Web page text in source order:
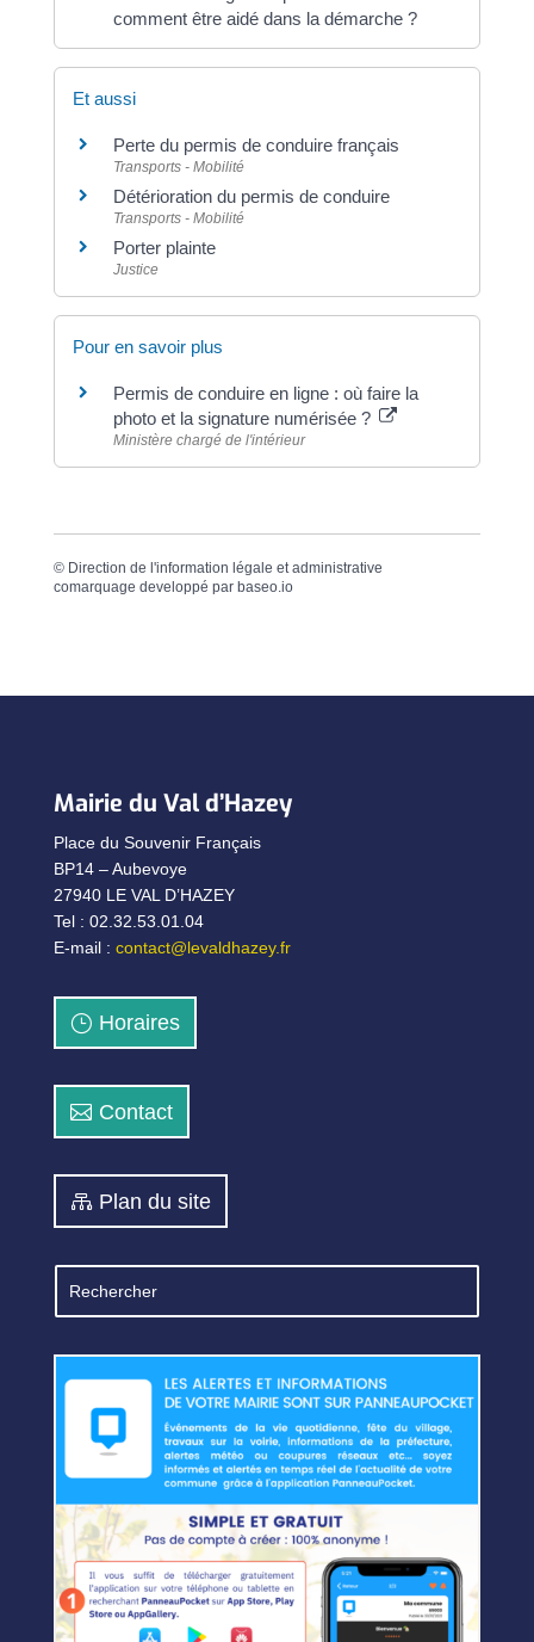
comment être aidé dans la démarche ?
Et aussi
Perte du permis de conduire français
Transports - Mobilité
Détérioration du permis de conduire
Transports - Mobilité
Porter plainte
Justice
Pour en savoir plus
Permis de conduire en ligne : où faire la
photo et la signature numérisée ?
Ministère chargé de l'intérieur
© Direction de l'information légale et administrative
comarquage developpé par baseo.io
Mairie du Val d’Hazey
Place du Souvenir Français
BP14 – Aubevoye
27940 LE VAL D’HAZEY
Tel : 02.32.53.01.04
E-mail : contact@levaldhazey.fr
Horaires
Contact
Plan du site